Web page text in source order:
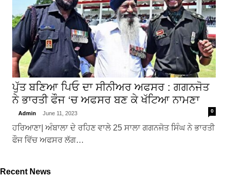
ਪੁੱਤ ਬਣਿਆ ਪਿਓ ਦਾ ਸੀਨੀਅਰ ਅਫਸਰ : ਗਗਨਜੋਤ
ਨੇ ਭਾਰਤੀ ਫੌਜ ‘ਚ ਅਫਸਰ ਬਣ ਕੇ ਖੱਟਿਆ ਨਾਮਣਾ
Admin June 11, 2023 0
ਹਰਿਆਣਾ| ਅੰਬਾਲਾ ਦੇ ਰਹਿਣ ਵਾਲੇ 25 ਸਾਲਾ ਗਗਨਜੋਤ ਸਿੰਘ ਨੇ ਭਾਰਤੀ
ਫੌਜ ਵਿੱਚ ਅਫਸਰ ਲੱਗ…
Recent News